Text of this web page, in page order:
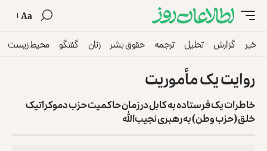
Aa
خبر گزارش تحلیل ترجمه حقوق بشر زنان گفتگو محیط زیست
روایت یک مأموریت
خاطرات یک فرستاده به کابل در زمان حاکمیت حزب دموکراتیک
خلق (حزب وطن) به ‌رهبری نجیب‌الله